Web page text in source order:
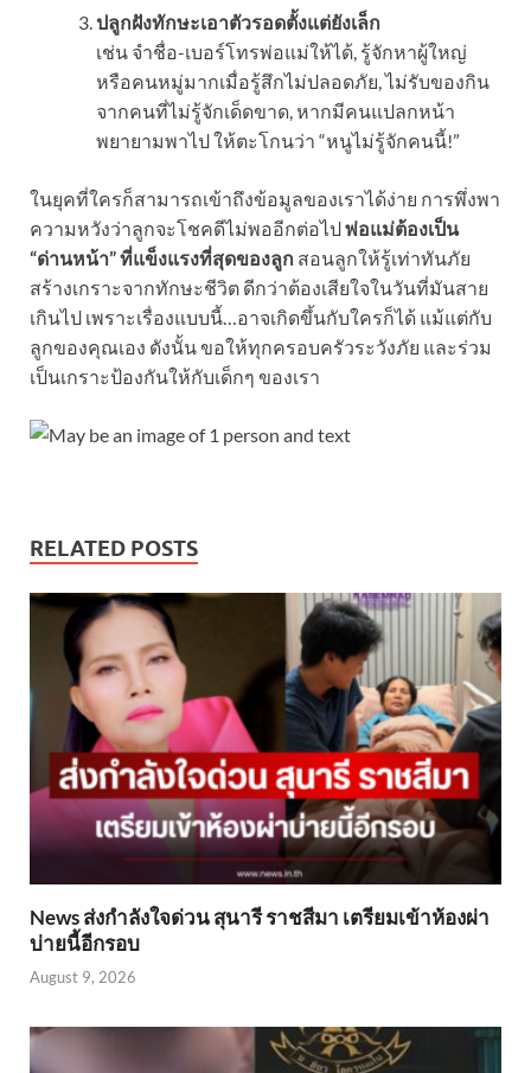
ปลูกฝังทักษะเอาตัวรอดตั้งแต่ยังเล็ก
เช่น จำชื่อ-เบอร์โทรพ่อแม่ให้ได้, รู้จักหาผู้ใหญ่
หรือคนหมู่มากเมื่อรู้สึกไม่ปลอดภัย, ไม่รับของกิน
จากคนที่ไม่รู้จักเด็ดขาด, หากมีคนแปลกหน้า
พยายามพาไป ให้ตะโกนว่า “หนูไม่รู้จักคนนี้!”
ในยุคที่ใครก็สามารถเข้าถึงข้อมูลของเราได้ง่าย การพึ่งพา
ความหวังว่าลูกจะโชคดีไม่พออีกต่อไปพ่อแม่ต้องเป็น
“ด่านหน้า” ที่แข็งแรงที่สุดของลูก สอนลูกให้รู้เท่าทันภัย
สร้างเกราะจากทักษะชีวิต ดีกว่าต้องเสียใจในวันที่มันสาย
เกินไป เพราะเรื่องแบบนี้…อาจเกิดขึ้นกับใครก็ได้ แม้แต่กับ
ลูกของคุณเอง ดังนั้น ขอให้ทุกครอบครัวระวังภัย และร่วม
เป็นเกราะป้องกันให้กับเด็กๆ ของเรา
RELATED POSTS
News ส่งกำลังใจด่วน สุนารี ราชสีมา เตรียมเข้าห้องผ่า
บ่ายนี้อีกรอบ
August 9, 2026